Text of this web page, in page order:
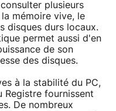
plusieurs
mémoire vive, le
disques durs locaux.
permet aussi d'en
de son
des disques.
à la stabilité du PC,
Registre fournissent
De nombreux